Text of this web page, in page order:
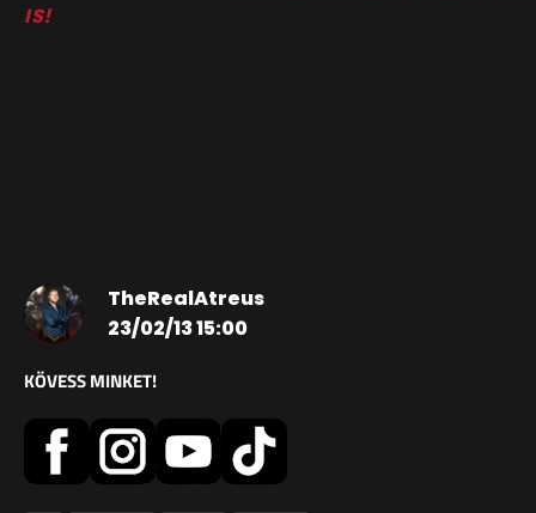
IS!
TheRealAtreus
23/02/13 15:00
KÖVESS MINKET!